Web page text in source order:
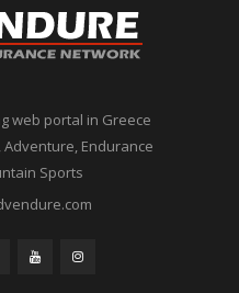
web portal in Greece
Endurance
Sports